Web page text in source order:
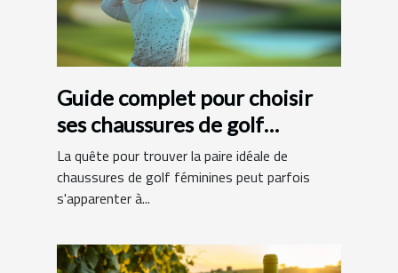
Guide complet pour choisir
ses chaussures de golf
féminines
La quête pour trouver la paire idéale de
chaussures de golf féminines peut parfois
s'apparenter à...